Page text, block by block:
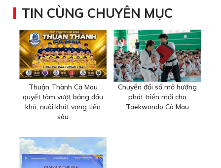
TIN CÙNG CHUYÊN MỤC
Thuận Thành Cà Mau
quyết tâm vượt bảng đấu
khó, nuôi khát vọng tiến
sâu
Chuyển đổi số mở hướng
phát triển mới cho
Taekwondo Cà Mau